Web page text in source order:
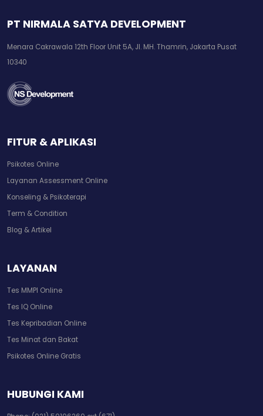
PT NIRMALA SATYA DEVELOPMENT
Menara Cakrawala 12th Floor Unit 5A, Jl. MH. Thamrin, Jakarta Pusat
10340
FITUR & APLIKASI
Psikotes Online
Layanan Assessment Online
Konseling & Psikoterapi
Term & Condition
Blog & Artikel
LAYANAN
Tes MMPI Online
Tes IQ Online
Tes Kepribadian Online
Tes Minat dan Bakat
Psikotes Online Gratis
HUBUNGI KAMI